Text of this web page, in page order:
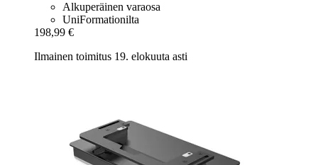
Alkuperäinen varaosa
UniFormationilta
198,99 €
Ilmainen toimitus 19. elokuuta asti